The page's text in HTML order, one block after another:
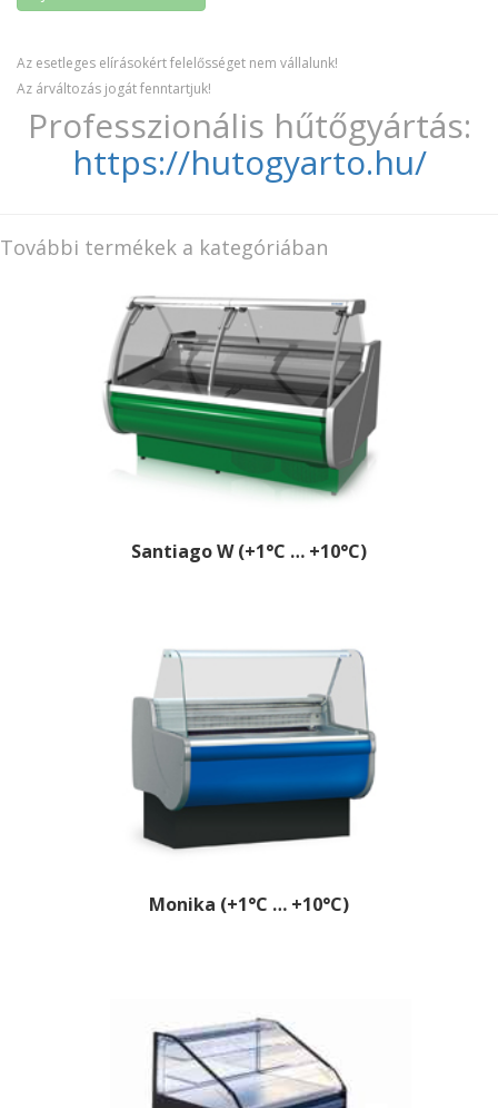
Az esetleges elírásokért felelősséget nem vállalunk!
Az árváltozás jogát fenntartjuk!
Professzionális hűtőgyártás:
https://hutogyarto.hu/
További termékek a kategóriában
Santiago W (+1°C … +10°C)
Monika (+1°C … +10°C)